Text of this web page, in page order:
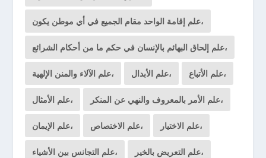
علم إقامة الواحد مقام الجميع في أي موطن يكون،
علم إلحاق البهائم بالإنسان في حكم ما من أحكام الشرائع،
علم الآلاء والمنن الإلهية، علم الأبدال، علم الأتباع،
علم الأمثال، علم الأمر بالمعروف والنهي عن المنكر،
علم الإيمان، علم الاختصاص، علم الاختيار،
علم التجانس بين الأشياء، علم التعريض بالخير،